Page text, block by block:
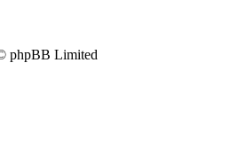
phpBB Limited